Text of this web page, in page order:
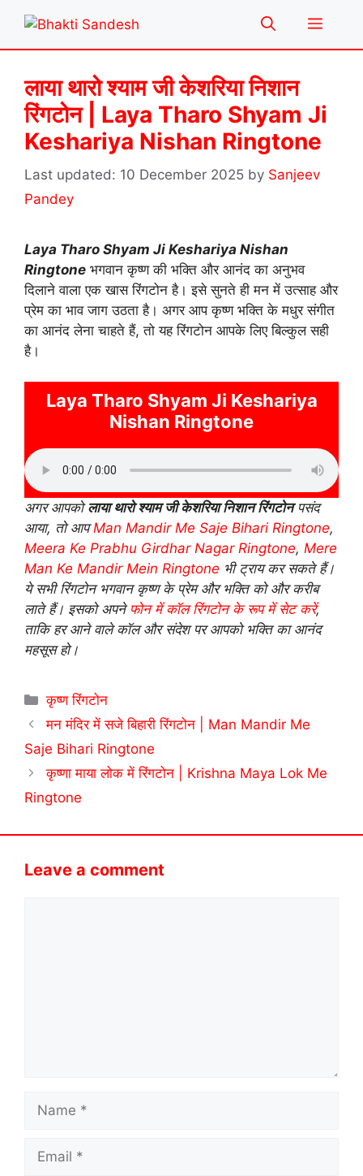
content
Menu
लाया थारो श्याम जी केशरिया निशान
रिंगटोन | Laya Tharo Shyam Ji
Keshariya Nishan Ringtone
10 December 2025 by Sanjeev
Pandey
Laya Tharo Shyam Ji Keshariya Nishan
Ringtone भगवान कृष्ण की भक्ति और आनंद का अनुभव
दिलाने वाला एक खास रिंगटोन है। इसे सुनते ही मन में उत्साह और
प्रेम का भाव जाग उठता है। अगर आप कृष्ण भक्ति के मधुर संगीत
का आनंद लेना चाहते हैं, तो यह रिंगटोन आपके लिए बिल्कुल सही
है।
Laya Tharo Shyam Ji Keshariya
Nishan Ringtone
अगर आपकोलाया थारो श्याम जी केशरिया निशान रिंगटोनपसंद
आया, तो आपMan Mandir Me Saje Bihari Ringtone,
Meera Ke Prabhu Girdhar Nagar Ringtone, Mere
Man Ke Mandir Mein Ringtone भी ट्राय कर सकते हैं।
ये सभी रिंगटोन भगवान कृष्ण के प्रेम और भक्ति को और करीब
लाते हैं। इसको अपने फोन में कॉल रिंगटोन के रूप में सेट करें,
ताकि हर आने वाले कॉल और संदेश पर आपको भक्ति का आनंद
महसूस हो।
Categories
कृष्ण रिंगटोन
मन मंदिर में सजे बिहारी रिंगटोन | Man Mandir Me
Saje Bihari Ringtone
कृष्णा माया लोक में रिंगटोन | Krishna Maya Lok Me
Ringtone
Leave a comment
Name
Email